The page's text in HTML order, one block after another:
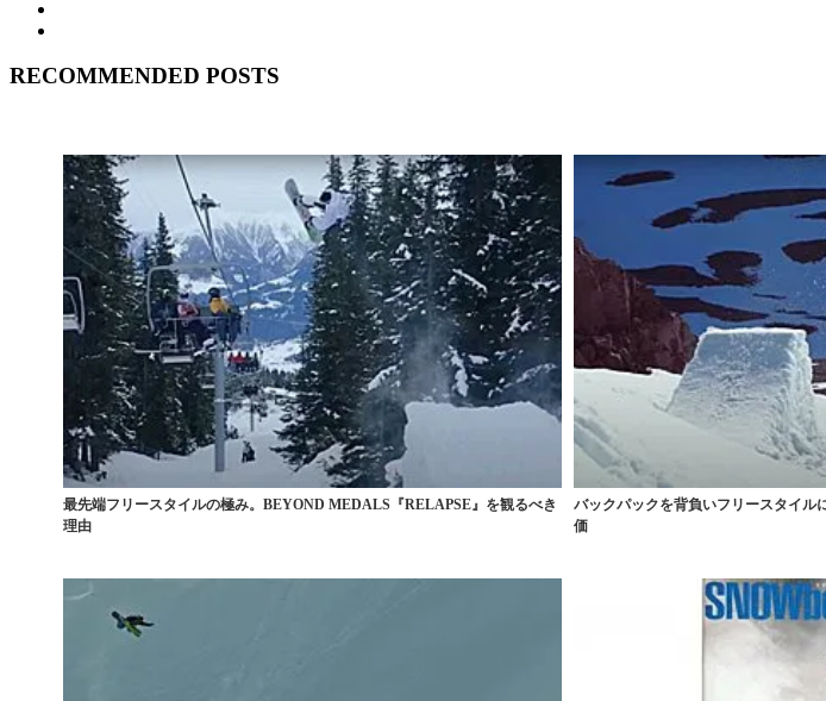
RECOMMENDED POSTS
最先端フリースタイルの極み。BEYOND MEDALS『RELAPSE』を観るべき
理由
バックパックを背負いフリースタイル
価